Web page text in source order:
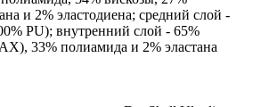
и 2% эластодиена; средний слой -
PU); внутренний слой - 65%
33% полиамида и 2% эластана